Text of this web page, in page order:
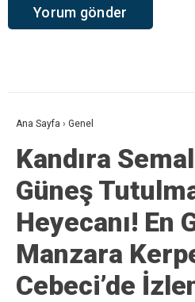
Ana Sayfa › Genel
Kandıra
Güneş
Heyecanı! En
Manzara
Cebeci’de